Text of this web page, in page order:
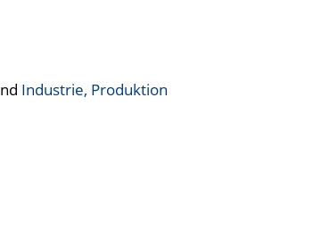
Industrie, Produktion